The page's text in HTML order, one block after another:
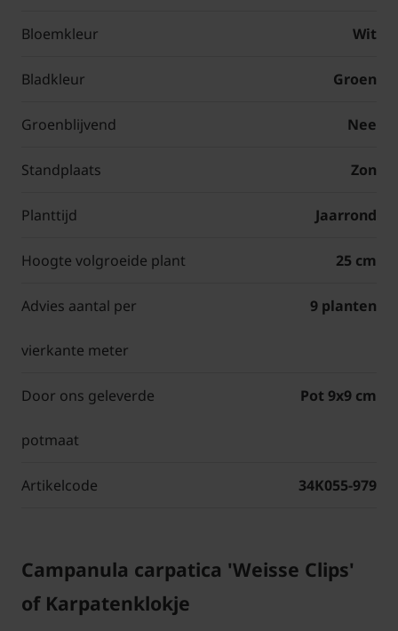
Bloemkleur Wit
Bladkleur Groen
Groenblijvend Nee
Standplaats Zon
Planttijd Jaarrond
Hoogte volgroeide plant 25 cm
Advies aantal per
vierkante meter
9 planten
Door ons geleverde
potmaat
Pot 9x9 cm
Artikelcode 34K055-979
Campanula carpatica 'Weisse Clips'
of Karpatenklokje